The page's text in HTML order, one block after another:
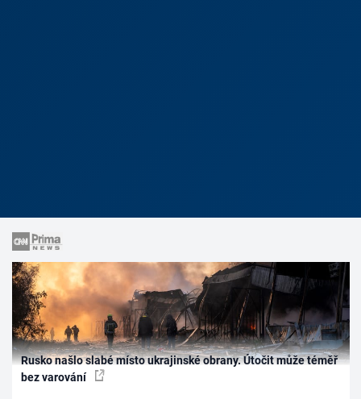
Rusko našlo slabé místo ukrajinské obrany. Útočit může téměř
bez varování